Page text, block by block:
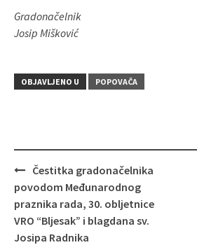
Gradonačelnik
Josip Mišković
OBJAVLJENO U POPOVAČA
Navigacija
objava
Čestitka gradonačelnika
povodom Međunarodnog
praznika rada, 30. obljetnice
VRO “Bljesak” i blagdana sv.
Josipa Radnika